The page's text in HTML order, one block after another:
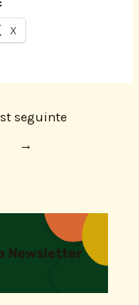
X
seguinte
→
Newsletter